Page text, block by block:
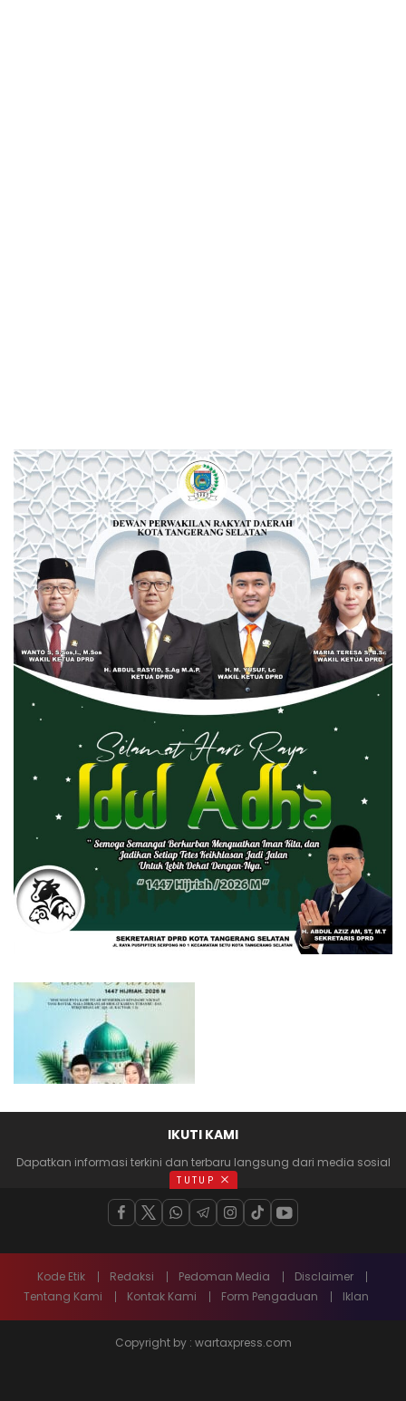
IKUTI KAMI
Dapatkan informasi terkini dan terbaru langsung dari media sosial
anda
Kode Etik Redaksi Pedoman Media
Disclaimer
Tentang Kami
Kontak Kami Form Pengaduan Iklan
Copyright by : wartaxpress.com
TUTUP